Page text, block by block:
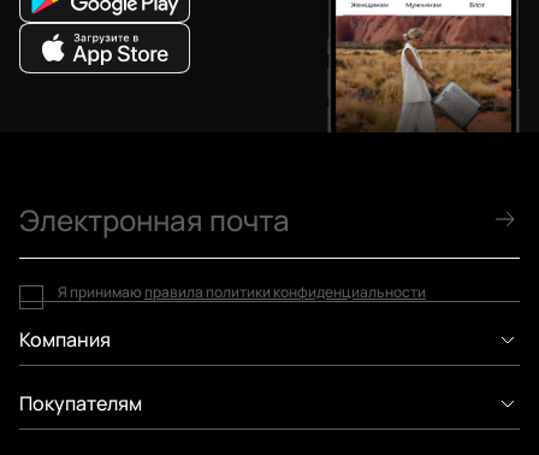
Компания
Покупателям
Я принимаю правила политики конфиденциальности